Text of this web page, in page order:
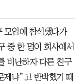
모임에 참석했다가
중 한 명이 회사에서
비난하자 다른 친구
제냐”고 반박했기 때